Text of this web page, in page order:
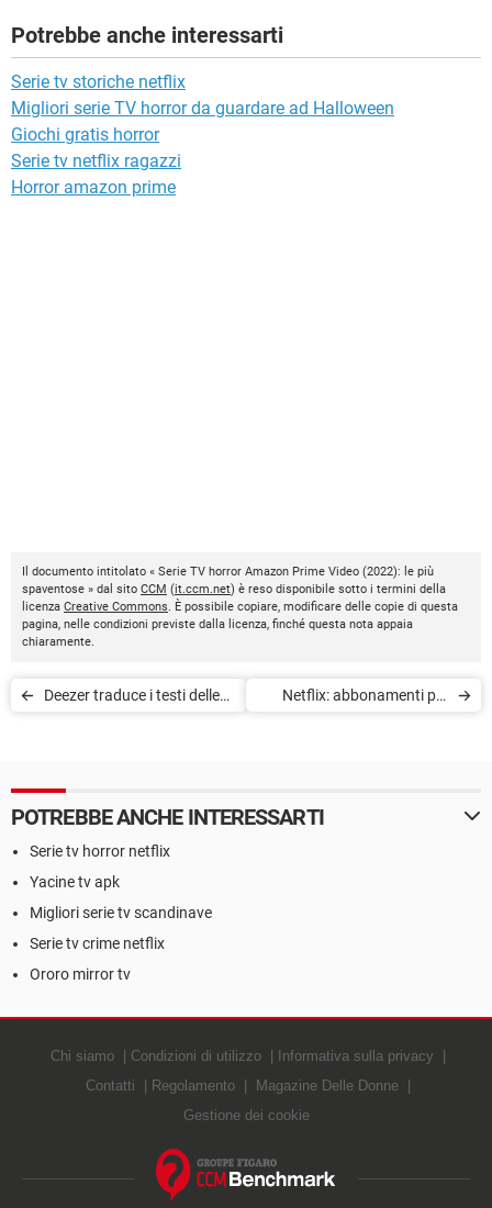
Potrebbe anche interessarti
Serie tv storiche netflix
Migliori serie TV horror da guardare ad Halloween
Giochi gratis horror
Serie tv netflix ragazzi
Horror amazon prime
Il documento intitolato « Serie TV horror Amazon Prime Video (2022): le più
spaventose » dal sito CCM (it.ccm.net) è reso disponibile sotto i termini della
licenza Creative Commons. È possibile copiare, modificare delle copie di questa
pagina, nelle condizioni previste dalla licenza, finché questa nota appaia
chiaramente.
Deezer traduce i testi delle
Netflix: abbonamenti più
POTREBBE ANCHE INTERESSARTI
Serie tv horror netflix
Yacine tv apk
Migliori serie tv scandinave
Serie tv crime netflix
Ororo mirror tv
Chi siamo Condizioni di utilizzo
Informativa sulla privacy
Contatti
Regolamento
Magazine Delle Donne
Gestione dei cookie